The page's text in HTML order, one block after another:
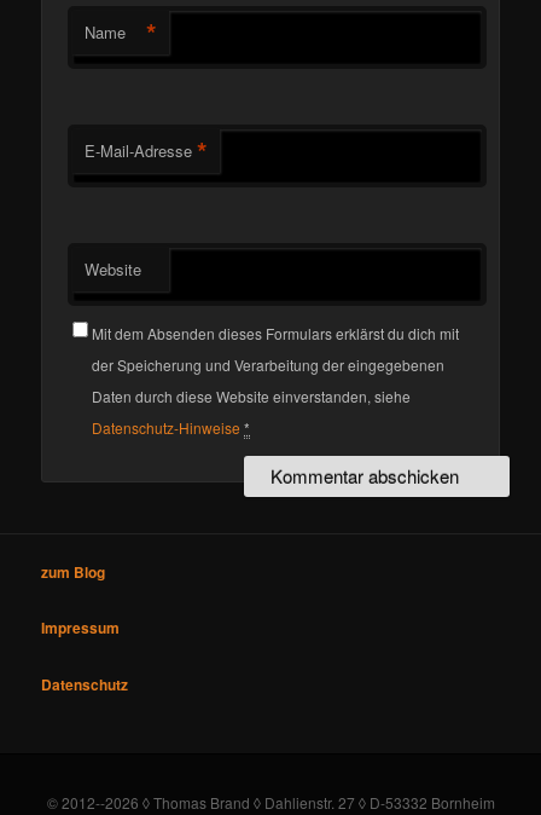
Name *
E-Mail-Adresse *
Website
Mit dem Absenden dieses Formulars erklärst du dich mit
der Speicherung und Verarbeitung der eingegebenen
Daten durch diese Website einverstanden, siehe
Datenschutz-Hinweise *
zum Blog
Impressum
Datenschutz
© 2012--2026 ◊ Thomas Brand ◊ Dahlienstr. 27 ◊ D-53332 Bornheim